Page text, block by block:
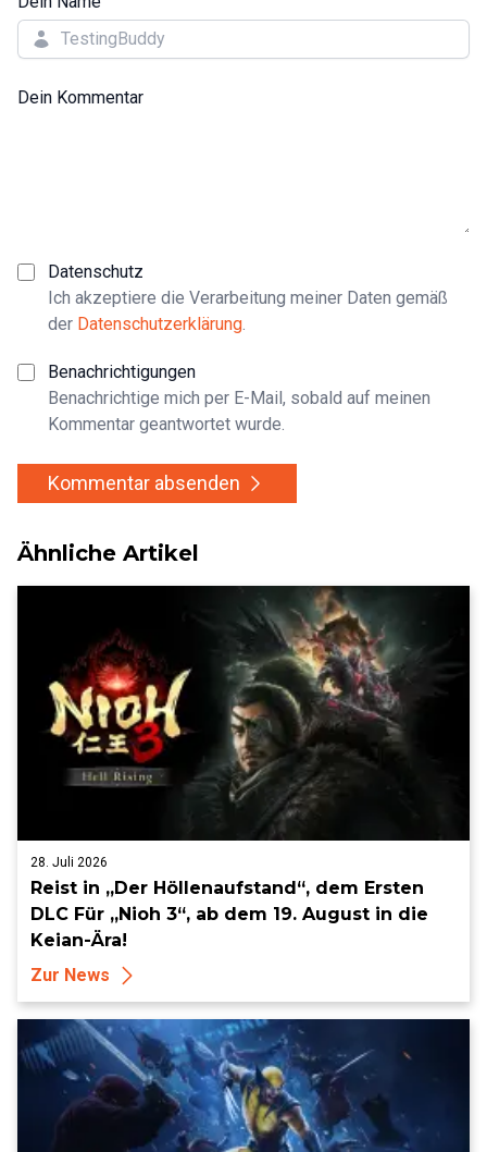
Dein Kommentar
Datenschutz
Ich akzeptiere die Verarbeitung meiner Daten gemäß
der Datenschutzerklärung
Benachrichtigungen
Benachrichtige mich per E-Mail, sobald auf meinen
Kommentar geantwortet wurde.
Kommentar absenden
Ähnliche Artikel
28. Juli 2026
Reist in „Der Höllenaufstand“, dem Ersten
DLC Für „Nioh 3“, ab dem 19. August in die
Keian-Ära!
Zur News